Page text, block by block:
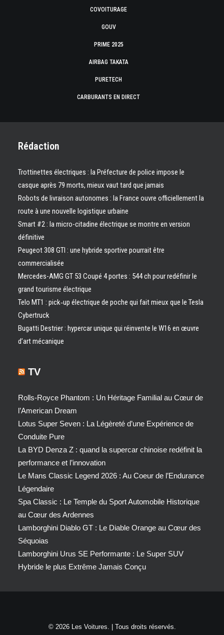
COVOITURAGE
GOUV
PRIME 2025
AIRBAG TAKATA
PURETECH
CARBURANTS EN DIRECT
Rédaction
Trottinettes électriques : la Préfecture de police impose le
casque après 79 morts, mieux vaut tard que jamais
Robots de livraison autonomes : la France ouvre officiellement la
route à une nouvelle logistique urbaine
Smart #2 : la micro-citadine électrique se montre en version
définitive
Peugeot 308 GTI : une hybride sportive pourrait être
commercialisée
Mercedes-AMG GT 53 Coupé 4 portes : 544 ch pour redéfinir le
grand tourisme électrique
Telo MT1 : pick‑up électrique de poche qui fait mieux que le Tesla
Cybertruck
Bugatti Destrier : hypercar unique qui réinvente le W16 en œuvre
d’art mécanique
TV
Rolls-Royce Phantom : Un Héritage Familial au Cœur de
l’American Dream
Lotus Super Seven : La Légèreté d’une Expérience de
Conduite Pure
La BYD Denza Z : quand la supercar chinoise redéfinit la
performance et l’innovation
Le Mans Classic Legend 2026 : Au Coeur de l’Endurance
Légendaire
Spa Classic : Le Temple du Sport Automobile Historique
au Cœur des Ardennes
Lamborghini Diablo GT : Le Diable Orange au Cœur des
Séquoias
Lamborghini Urus SE Performante : Le Super SUV
Hybride le plus Extrême Jamais Conçu
© 2026 Les Voitures. | Tous droits réservés.